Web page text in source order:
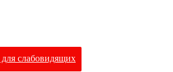
для слабовидящих